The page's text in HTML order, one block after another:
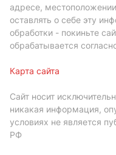
адресе,
оставлять о себе эту
обработки - покиньте
обрабатывается
Карта сайта
Сайт носит
никакая информация,
условиях не является
РФ